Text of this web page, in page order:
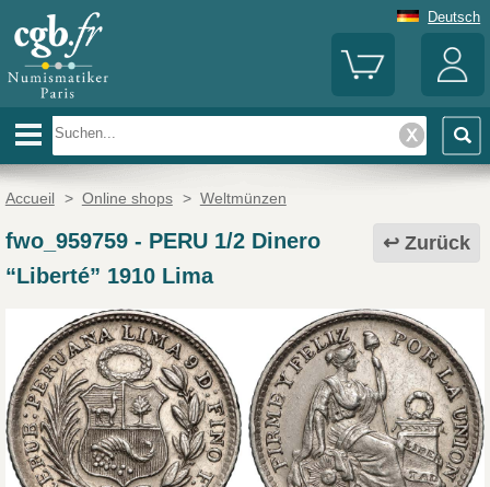
Deutsch
Accueil > Online shops > Weltmünzen
Zurück
fwo_959759- PERU 1/2 Dinero
“Liberté” 1910 Lima